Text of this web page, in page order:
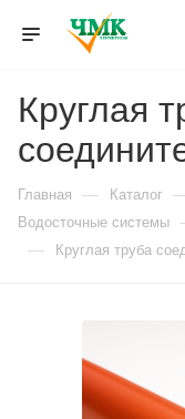
Круглая
Главная — Каталог
Водосточные системы
— Круглая труба